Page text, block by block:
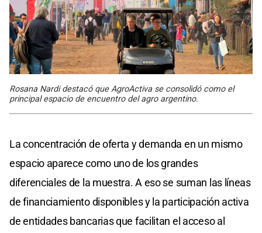
Rosana Nardi destacó que AgroActiva se consolidó como el
principal espacio de encuentro del agro argentino.
La concentración de oferta y demanda en un mismo
espacio aparece como uno de los grandes
diferenciales de la muestra. A eso se suman las líneas
de financiamiento disponibles y la participación activa
de entidades bancarias que facilitan el acceso al